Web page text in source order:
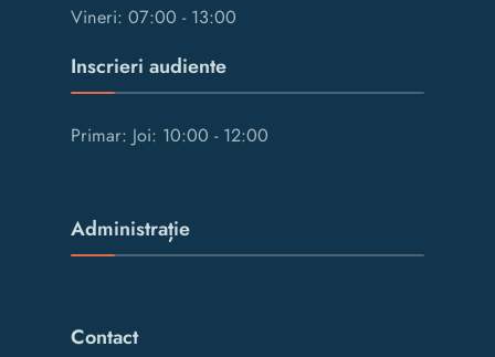
Vineri: 07:00 - 13:00
Inscrieri audiente
Primar: Joi: 10:00 - 12:00
Administrație
Contact